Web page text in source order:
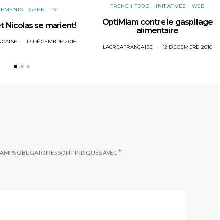
GEEK TV
Nicolas se marient!
13 DÉCEMBRE 2016
FRENCH FOOD INITIATIVES WEB
OptiMiam contre le gaspillage
alimentaire
LACREAFRANCAISE 12 DÉCEMBRE 2016
OBLIGATOIRES SONT INDIQUÉS AVEC*